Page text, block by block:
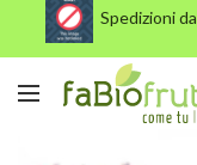
Spedizioni